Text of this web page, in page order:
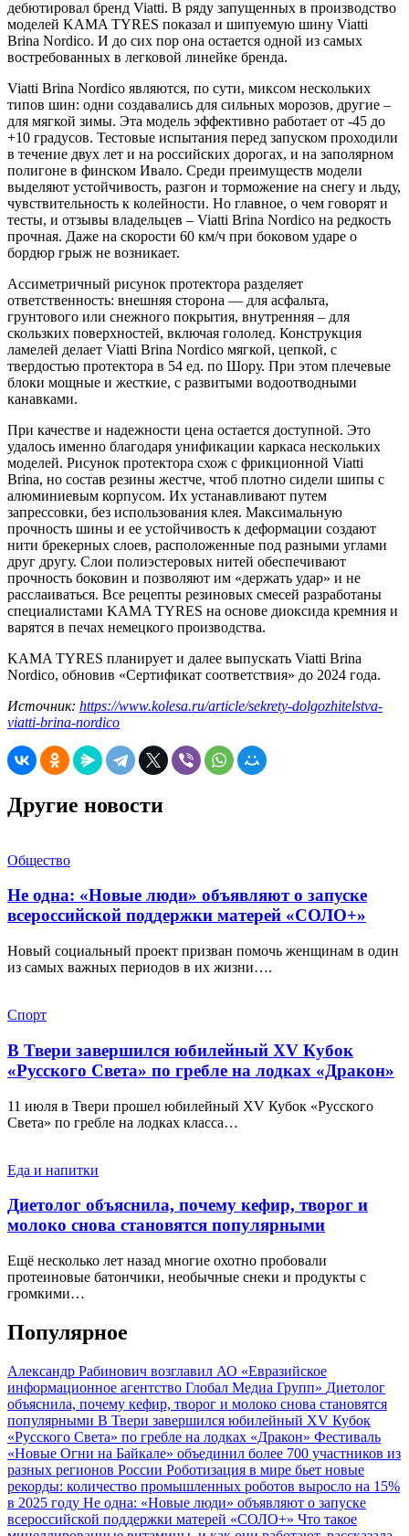
дебютировал бренд Viatti. В ряду запущенных в производство
моделей KAMA TYRES показал и шипуемую шину Viatti
Brina Nordico. И до сих пор она остается одной из самых
востребованных в легковой линейке бренда.
Viatti Brina Nordico являются, по сути, миксом нескольких
типов шин: одни создавались для сильных морозов, другие –
для мягкой зимы. Эта модель эффективно работает от -45 до
+10 градусов. Тестовые испытания перед запуском проходили
в течение двух лет и на российских дорогах, и на заполярном
полигоне в финском Ивало. Среди преимуществ модели
выделяют устойчивость, разгон и торможение на снегу и льду,
чувствительность к колейности. Но главное, о чем говорят и
тесты, и отзывы владельцев – Viatti Brina Nordico на редкость
прочная. Даже на скорости 60 км/ч при боковом ударе о
бордюр грыж не возникает.
Ассиметричный рисунок протектора разделяет
ответственность: внешняя сторона — для асфальта,
грунтового или снежного покрытия, внутренняя – для
скользких поверхностей, включая гололед. Конструкция
ламелей делает Viatti Brina Nordico мягкой, цепкой, с
твердостью протектора в 54 ед. по Шору. При этом плечевые
блоки мощные и жесткие, с развитыми водоотводными
канавками.
При качестве и надежности цена остается доступной. Это
удалось именно благодаря унификации каркаса нескольких
моделей. Рисунок протектора схож с фрикционной Viatti
Brina, но состав резины жестче, чтоб плотно сидели шипы с
алюминиевым корпусом. Их устанавливают путем
запрессовки, без использования клея. Максимальную
прочность шины и ее устойчивость к деформации создают
нити брекерных слоев, расположенные под разными углами
друг другу. Слои полиэстеровых нитей обеспечивают
прочность боковин и позволяют им «держать удар» и не
расслаиваться. Все рецепты резиновых смесей разработаны
специалистами KAMA TYRES на основе диоксида кремния и
варятся в печах немецкого производства.
KAMA TYRES планирует и далее выпускать Viatti Brina
Nordico, обновив «Сертификат соответствия» до 2024 года.
Источник: https://www.kolesa.ru/article/sekrety-dolgozhitelstva-
viatti-brina-nordico
Другие новости
Общество
Не одна: «Новые люди» объявляют о запуске
всероссийской поддержки матерей «СОЛО+»
Новый социальный проект призван помочь женщинам в один
из самых важных периодов в их жизни….
Спорт
В Твери завершился юбилейный XV Кубок
«Русского Света» по гребле на лодках «Дракон»
11 июля в Твери прошел юбилейный XV Кубок «Русского
Света» по гребле на лодках класса…
Еда и напитки
Диетолог объяснила, почему кефир, творог и
молоко снова становятся популярными
Ещё несколько лет назад многие охотно пробовали
протеиновые батончики, необычные снеки и продукты с
громкими…
Популярное
Александр Рабинович возглавил АО «Евразийское
информационное агентство Глобал Медиа Групп» Диетолог
объяснила, почему кефир, творог и молоко снова становятся
популярными В Твери завершился юбилейный XV Кубок
«Русского Света» по гребле на лодках «Дракон» Фестиваль
«Новые Огни на Байкале» объединил более 700 участников из
разных регионов России Роботизация в мире бьет новые
рекорды: количество промышленных роботов выросло на 15%
в 2025 году Не одна: «Новые люди» объявляют о запуске
всероссийской поддержки матерей «СОЛО+» Что такое